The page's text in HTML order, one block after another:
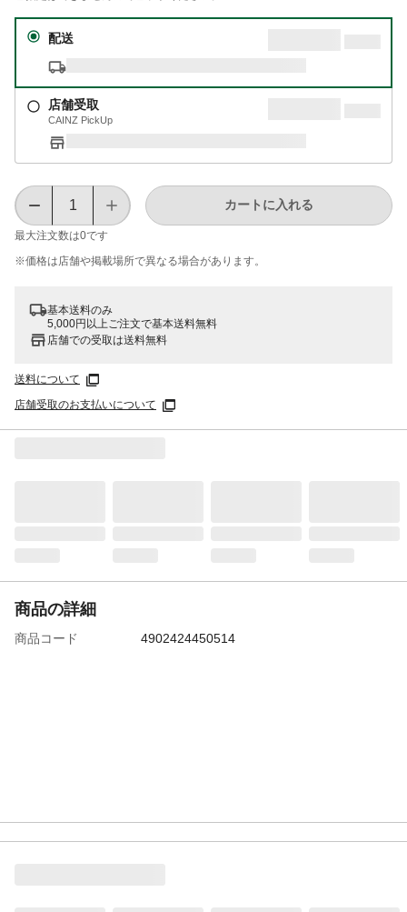
配送
店舗受取
CAINZ PickUp
最大注文数は0です
カートに入れる
※価格は​店舗や​掲載場所で​異なる​場合が​あります。
基本送料のみ
5,000円以上ご注文で基本送料無料
店舗での受取は送料無料
送料について
店舗受取のお支払いについて
商品の詳細
商品コード 4902424450514